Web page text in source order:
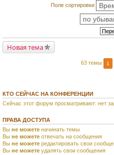
Поле сортировки
Новая тема
63 темы 1
КТО СЕЙЧАС НА КОНФЕРЕНЦИИ
Сейчас этот форум просматривают: нет
ПРАВА ДОСТУПА
Вы не можете начинать темы
Вы не можете отвечать на сообщения
Вы не можете редактировать свои
Вы не можете удалять свои сообщения